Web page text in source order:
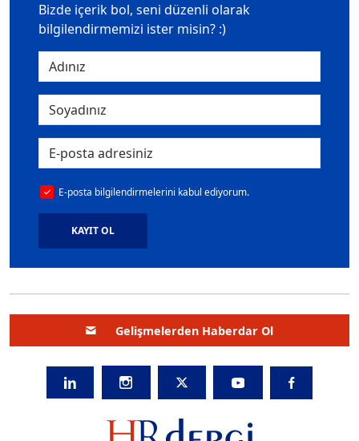
Bizde içerik bol, seni düzenli olarak
bilgilendirmemizi ister misin? :)
E-posta bilgilendirmelerini kabul ediyorum.
KAYIT OL
Gelişmelerden Haberdar Ol